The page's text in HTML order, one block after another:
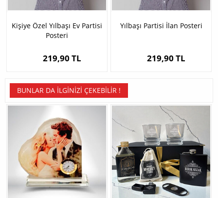
Kişiye Özel Yılbaşı Ev Partisi
Posteri
219,90 TL
Yılbaşı Partisi İlan Posteri
219,90 TL
BUNLAR DA İLGINIZI ÇEKEBILIR !